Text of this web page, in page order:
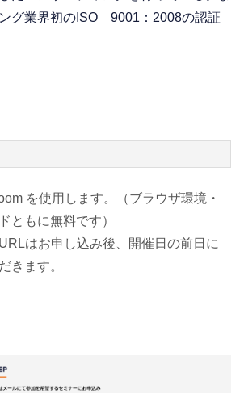
グ業界初のISO 9001：2008の認証
を使用します。（ブラウザ環境・
ともに無料です）
はお申し込み後、開催日の前日に
きます。